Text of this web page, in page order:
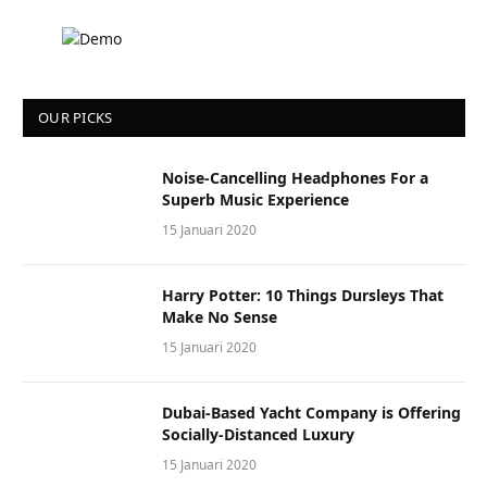
OUR PICKS
Noise-Cancelling Headphones For a
Superb Music Experience
15 Januari 2020
Harry Potter: 10 Things Dursleys That
Make No Sense
15 Januari 2020
Dubai-Based Yacht Company is Offering
Socially-Distanced Luxury
15 Januari 2020